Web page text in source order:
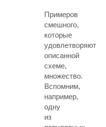
Примеров
смешного,
которые
удовлетворяют
описанной
схеме,
множество.
Вспомним,
например,
одну
из